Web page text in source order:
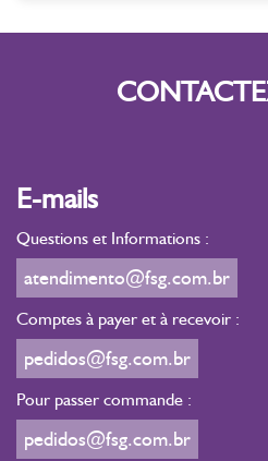
E-mails
Questions et Informations :
atendimento@fsg.com.br
Comptes à payer et à recevoir :
pedidos@fsg.com.br
Pour passer commande :
pedidos@fsg.com.br